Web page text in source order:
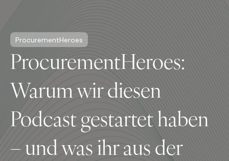
ProcurementHeroes
ProcurementHeroes:
Warum wir diesen
Podcast gestartet haben
– und was ihr aus der